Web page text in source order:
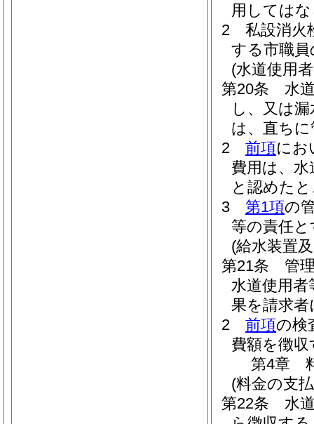
用しては
2
私設消火
する市職
(水道使用
第20条
水
し、又は
は、直ち
2
前項にお
費用は、
と認めた
3
第1項の
等の責任
(給水装置
第21条
管
水道使用
果を請求
2
前項の検
費額を徴収
第4章
(料金の支
第22条
水